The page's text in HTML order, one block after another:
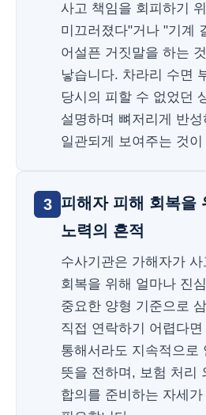
사고 책임을 회피하기
미끄러졌다"거나 "기계
어설픈 거짓말을 하는
낳습니다. 차라리 수면
당시의 피할 수 없었던
설명하며 뼈저리게 반
일관되게 보여주는 것
3 피해자 피해 회복을
노력의 흔적
수사기관은 가해자가
회복을 위해 얼마나 진
중요한 양형 기준으로
직접 연락하기 어렵다
통해서라도 지속적으로
뜻을 전하며, 보험 처리
합의를 준비하는 자세가